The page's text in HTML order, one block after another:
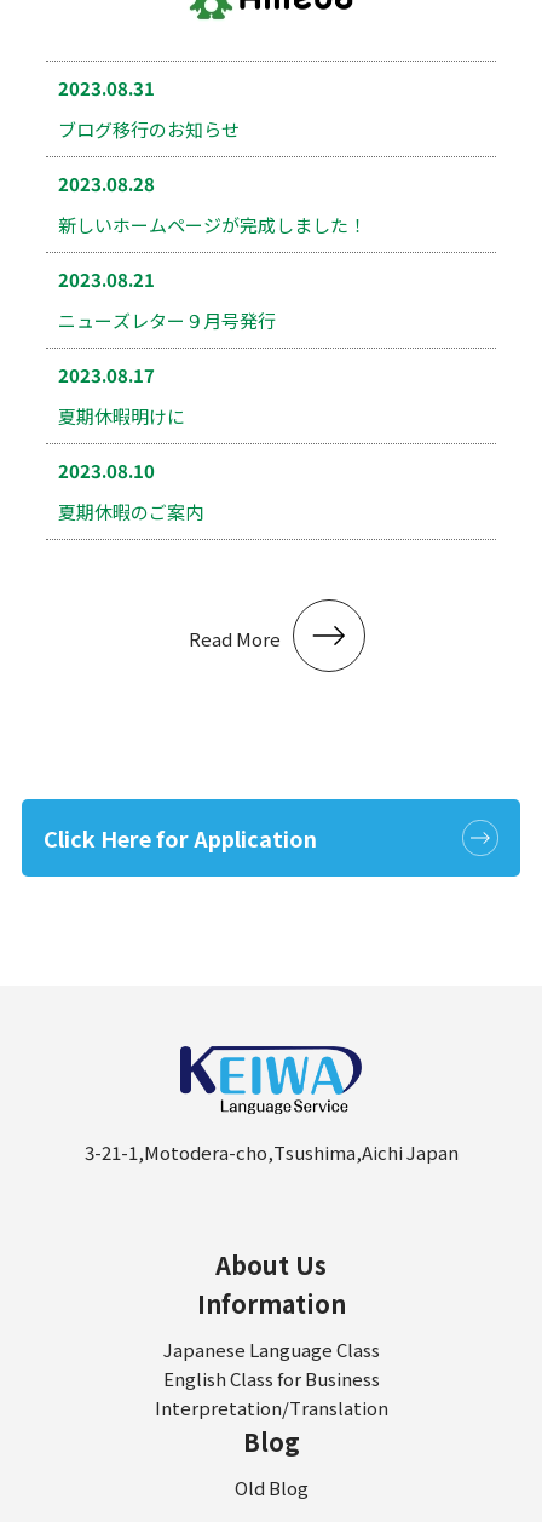
2023.08.31
ブログ移行のお知らせ
2023.08.28
新しいホームページが完成しました！
2023.08.21
ニューズレター９月号発行
2023.08.17
夏期休暇明けに
2023.08.10
夏期休暇のご案内
Read More
Click Here for Application
3-21-1,Motodera-cho,Tsushima,Aichi Japan
About Us
Information
Japanese Language Class
English Class for Business
Interpretation/Translation
Blog
Old Blog